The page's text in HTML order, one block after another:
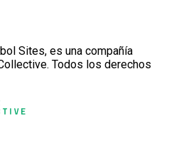
Sites, es una compañía
Todos los derechos